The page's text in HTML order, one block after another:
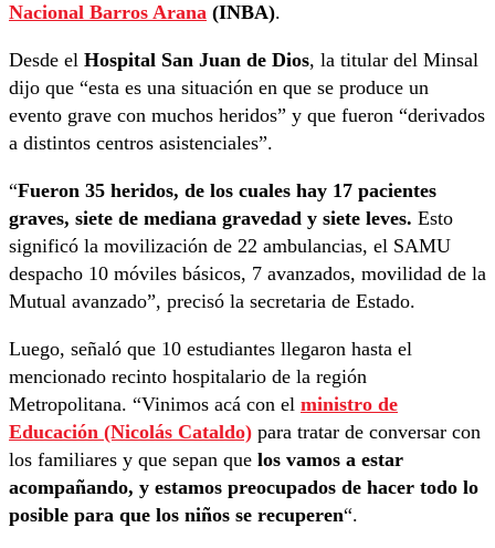
Nacional Barros Arana (INBA).
Desde el Hospital San Juan de Dios, la titular del Minsal
dijo que “esta es una situación en que se produce un
evento grave con muchos heridos” y que fueron “derivados
a distintos centros asistenciales”.
“Fueron 35 heridos, de los cuales hay 17 pacientes
graves, siete de mediana gravedad y siete leves. Esto
significó la movilización de 22 ambulancias, el SAMU
despacho 10 móviles básicos, 7 avanzados, movilidad de la
Mutual avanzado”, precisó la secretaria de Estado.
Luego, señaló que 10 estudiantes llegaron hasta el
mencionado recinto hospitalario de la región
Metropolitana. “Vinimos acá con el ministro de
Educación (Nicolás Cataldo) para tratar de conversar con
los familiares y que sepan que los vamos a estar
acompañando, y estamos preocupados de hacer todo lo
posible para que los niños se recuperen“.